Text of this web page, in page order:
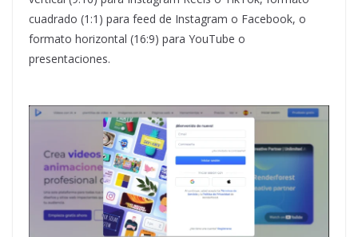
cuadrado (1:1) para feed de Instagram o Facebook, o
formato horizontal (16:9) para YouTube o
presentaciones.